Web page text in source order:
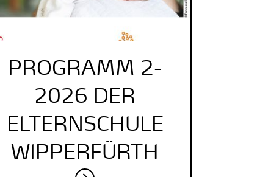
PROGRAMM 2-
2026 DER
ELTERNSCHULE
WIPPERFÜRTH